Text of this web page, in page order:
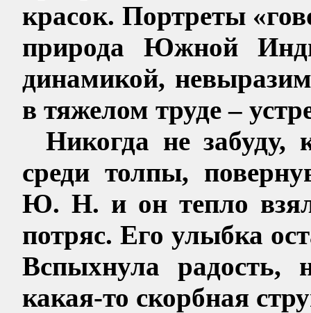
красок. Портреты
природа Южной
динамикой,
в тяжелом труде –
Никогда не забуду,
среди толпы,
Ю. Н. и он тепло
потряс. Его улыбка
Вспыхнула радость,
какая-то скорбная